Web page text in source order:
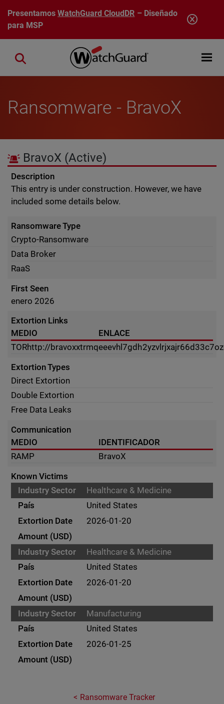
Pasar al contenido principal
PresentamosWatchGuard CloudDR – Diseñado
para MSP
Open
Close search
Ransomware - BravoX
BravoX (Active)
Description
This entry is under construction. However, we have
included some details below.
Ransomware Type
Crypto-Ransomware
Data Broker
RaaS
First Seen
enero 2026
Extortion Links
MEDIO
ENLACE
TORhttp://
Extortion Types
Direct Extortion
Double Extortion
Free Data Leaks
Communication
MEDIO
IDENTIFICADOR
RAMP
BravoX
Known Victims
Healthcare & Medicine
United States
2026-01-20
Healthcare & Medicine
United States
2026-01-20
Manufacturing
United States
2026-01-25
Ransomware Tracker